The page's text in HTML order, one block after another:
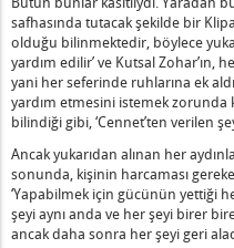
Olarak
Çok Yaşlanmıştı,
Nedir?
Nelerdir?
Nedir?
Önce Toprak Meyve
Oğulların
safhasında tutacak şekilde bir
olduğu bilinmektedir, böylece
yardım edilir’ ve Kutsal Zohar’ın,
yani her seferinde ruhlarına ek
yardım etmesini istemek
bilindiği gibi, ‘Cennet’ten verilen
Ancak yukarıdan alınan her
sonunda, kişinin harcaması
‘Yapabilmek için gücünün yettiği
şeyi aynı anda ve her şeyi birer
ancak daha sonra her şeyi geri